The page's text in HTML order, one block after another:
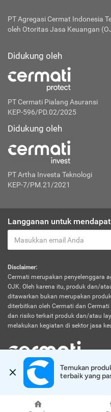
PT Agregasi Cermat Indonesia
oleh Otoritas Jasa Keuangan
Didukung oleh
PT Cermati Pialang Asuransi
KEP-596/PD.02/2025
Didukung oleh
PT Artha Investa Teknologi
KEP-7/PM.21/2021
Langganan untuk
Disclaimer:
Cermati merupakan penyelenggara
OJK. Oleh karena itu, produk dan/
ditawarkan bukan merupakan
diterbitkan oleh Cermati dan
dan risiko terkait produk dan/atau
melakukan kegiatan di sektor jasa
© 2026 Cermati. All Rights Reserved.
Temukan
terbaik yang